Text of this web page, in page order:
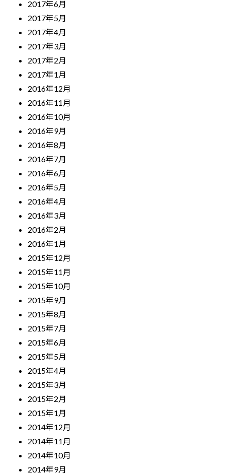
2017年6月
2017年5月
2017年4月
2017年3月
2017年2月
2017年1月
2016年12月
2016年11月
2016年10月
2016年9月
2016年8月
2016年7月
2016年6月
2016年5月
2016年4月
2016年3月
2016年2月
2016年1月
2015年12月
2015年11月
2015年10月
2015年9月
2015年8月
2015年7月
2015年6月
2015年5月
2015年4月
2015年3月
2015年2月
2015年1月
2014年12月
2014年11月
2014年10月
2014年9月